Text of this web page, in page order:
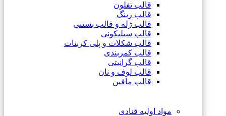
قالب تفلون
قالب رینگ
قالب ژله و قالب بستنی
قالب سیلیکونی
قالب شکلات و پلی کربنات
قالب کمربندی
قالب گرانیتی
قالب لوف و نان
قالب مافین
مواد اولیه قنادی